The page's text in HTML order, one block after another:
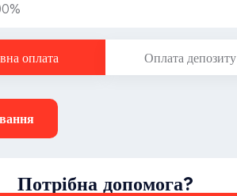
оплата Оплата депозиту
Потрібна допомога?